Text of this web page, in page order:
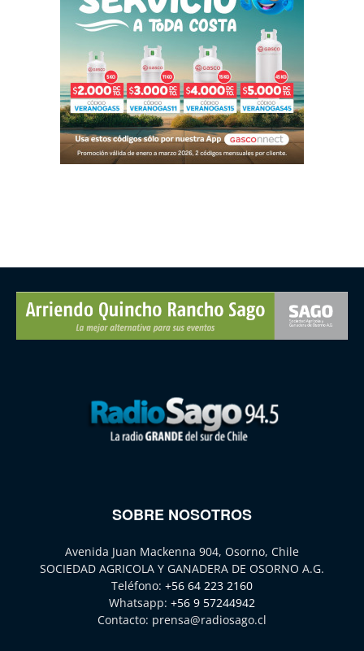
SOBRE NOSOTROS
Avenida Juan Mackenna 904, Osorno, Chile
SOCIEDAD AGRICOLA Y GANADERA DE OSORNO A.G.
Teléfono: +56 64 223 2160
Whatsapp: +56 9 57244942
Contacto: prensa@radiosago.cl